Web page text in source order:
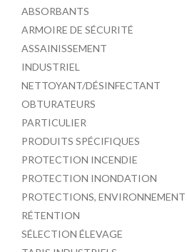
ABSORBANTS
ARMOIRE DE SÉCURITÉ
ASSAINISSEMENT
INDUSTRIEL
NETTOYANT/DÉSINFECTANT
OBTURATEURS
PARTICULIER
PRODUITS SPÉCIFIQUES
PROTECTION INCENDIE
PROTECTION INONDATION
PROTECTIONS, ENVIRONNEMENT
RÉTENTION
SÉLECTION ÉLEVAGE